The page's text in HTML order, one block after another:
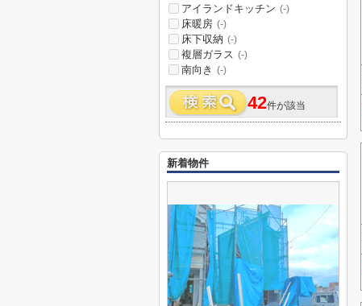
アイランドキッチン (-)
床暖房 (-)
床下収納 (-)
複層ガラス (-)
南向き (-)
42件が該当
新着物件